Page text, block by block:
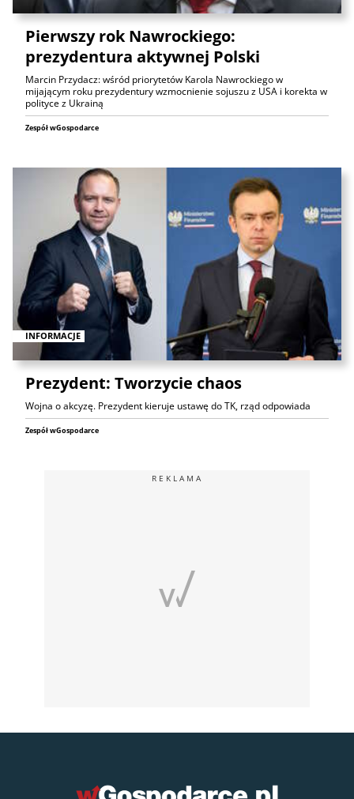
Pierwszy rok Nawrockiego:
prezydentura aktywnej Polski
Marcin Przydacz: wśród priorytetów Karola Nawrockiego w
mijającym roku prezydentury wzmocnienie sojuszu z USA i korekta w
polityce z Ukrainą
Zespół wGospodarce
INFORMACJE
Prezydent: Tworzycie chaos
Wojna o akcyzę. Prezydent kieruje ustawę do TK, rząd odpowiada
Zespół wGospodarce
REKLAMA